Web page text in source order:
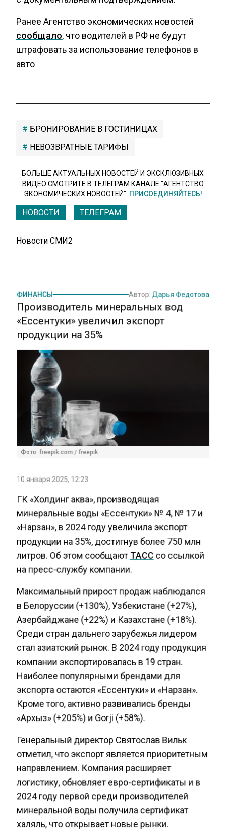
Ранее Агентство экономических новостей
сообщало, что водителей в РФ не будут
штрафовать за использование телефонов в
авто
БРОНИРОВАНИЕ В ГОСТИНИЦАХ
НЕВОЗВРАТНЫЕ ТАРИФЫ
БОЛЬШЕ АКТУАЛЬНЫХ НОВОСТЕЙ И ЭКСКЛЮЗИВНЫХ
ВИДЕО СМОТРИТЕ В ТЕЛЕГРАМ КАНАЛЕ "АГЕНТСТВО
ЭКОНОМИЧЕСКИХ НОВОСТЕЙ". ПРИСОЕДИНЯЙТЕСЬ!
НОВОСТИ ТЕЛЕГРАМ
Новости СМИ2
ФИНАНСЫ Автор: Дарья Федотова
Производитель минеральных вод
«Ессентуки» увеличил экспорт
продукции на 35%
Фото: freepik.com / freepik
10 января 2025, 12:23
ГК «Холдинг аква», производящая
минеральные воды «Ессентуки» № 4, № 17 и
«Нарзан», в 2024 году увеличила экспорт
продукции на 35%, достигнув более 750 млн
литров. Об этом сообщаютТАСС со ссылкой
на пресс-службу компании.
Максимальный прирост продаж наблюдался
в Белоруссии (+130%), Узбекистане (+27%),
Азербайджане (+22%) и Казахстане (+18%).
Среди стран дальнего зарубежья лидером
стал азиатский рынок. В 2024 году продукция
компании экспортировалась в 19 стран.
Наиболее популярными брендами для
экспорта остаются «Ессентуки» и «Нарзан».
Кроме того, активно развивались бренды
«Архыз» (+205%) и Gorji (+58%).
Генеральный директор Святослав Вильк
отметил, что экспорт является приоритетным
направлением. Компания расширяет
логистику, обновляет евро-сертификаты и в
2024 году первой среди производителей
минеральной воды получила сертификат
халяль, что открывает новые рынки.